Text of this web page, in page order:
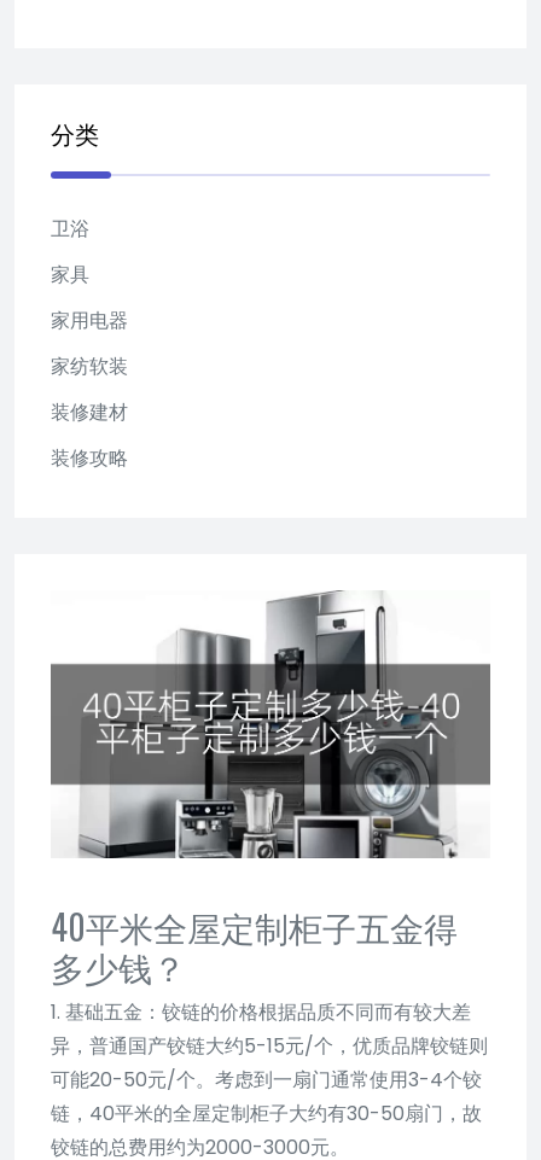
40平米全屋定制柜子五金得
多少钱？
1. 基础五金：铰链的价格根据品质不同而有较大差
异，普通国产铰链大约5-15元/个，优质品牌铰链则
可能20-50元/个。考虑到一扇门通常使用3-4个铰
链，40平米的全屋定制柜子大约有30-50扇门，故
铰链的总费用约为2000-3000元。
分类
卫浴
家具
家用电器
家纺软装
装修建材
装修攻略